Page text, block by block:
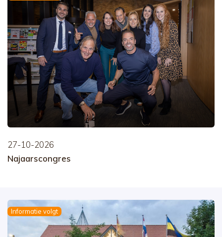
27-10-2026
Najaarscongres
Informatie volgt